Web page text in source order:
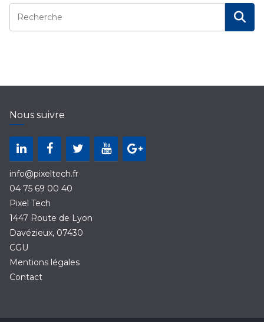
Nous suivre
info@pixeltech.fr
04 75 69 00 40
Pixel Tech
1447 Route de Lyon
Davézieux, 07430
CGU
Mentions légales
Contact